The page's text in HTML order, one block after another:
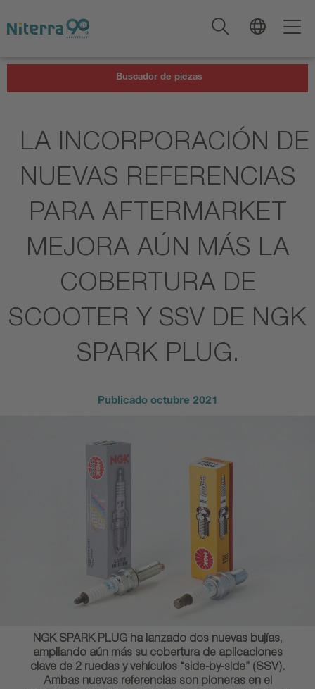
to
main
to
main
to
footer
Buscador de piezas
LA INCORPORACIÓN DE
NUEVAS REFERENCIAS
PARA AFTERMARKET
MEJORA AÚN MÁS LA
COBERTURA DE
SCOOTER Y SSV DE NGK
SPARK PLUG.
Publicado octubre 2021
NGK SPARK PLUG ha lanzado dos nuevas bujías,
ampliando aún más su cobertura de aplicaciones
clave de 2 ruedas y vehículos “side-by-side” (SSV).
Ambas nuevas referencias son pioneras en el